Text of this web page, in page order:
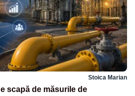
Stoica Marian
scapă de măsurile de